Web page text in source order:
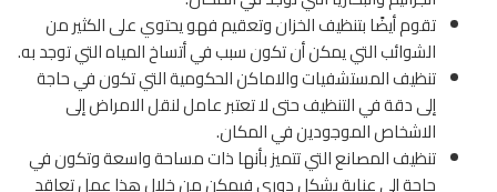
تقوم أيضًا بتنظيف الخزان وتعقيم فهو يحتوي على الكثير من
الشوائب التي يمكن أن تكون سبب في أتساخ المياه التي توجد به.
تنظيف المستشفيات والاماكن الحكومية التي تكون في حاجة
إلى دقة في التنظيف حتى لا تعتبر عامل لنقل الامراض إلى
الاشخاص الموجودين في المكان.
تنظيف المصانع التي تتميز بأنها ذات مساحة واسعة وتكون في
حاجة إلى عناية بشكل دوري فيمكن من خلال هذا عمل تعاقد